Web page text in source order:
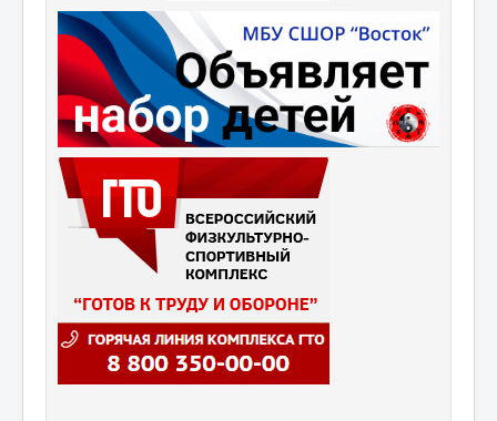
Родителям
Группа в VK
Противодействие коррупции
Антитеррористическая деятельность
Охрана труда
Антидопинг
Политика обработки и защиты персональных